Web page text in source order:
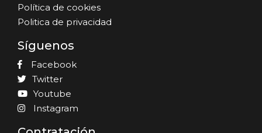
Política de cookies
Politica de privacidad
Síguenos
Facebook
Twitter
Youtube
Instagram